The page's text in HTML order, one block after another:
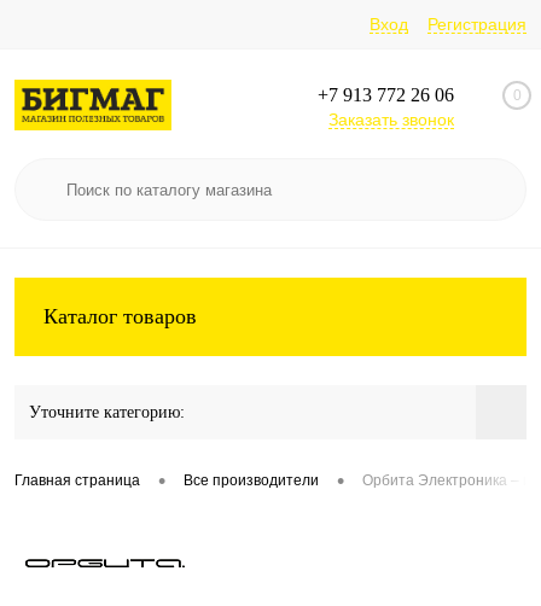
Вход Регистрация
+7 913 772 26 06
Заказать звонок
0
Каталог товаров
Уточните категорию:
Главная страница • Все производители • Орбита Электроника –